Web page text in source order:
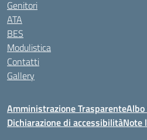
Genitori
ATA
BES
Modulistica
Contatti
Gallery
Amministrazione Trasparente
Dichiarazione di accessibilitàNote